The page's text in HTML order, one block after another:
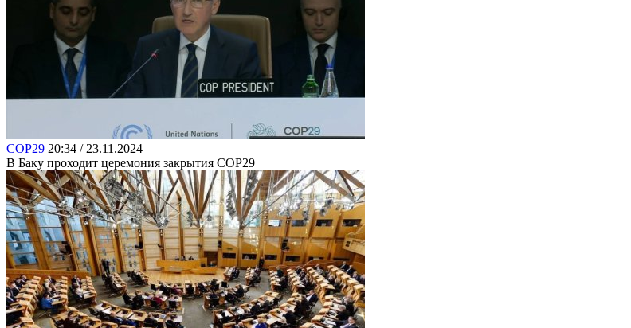
COP29 20:34 / 23.11.2024
В Баку проходит церемония закрытия COP29